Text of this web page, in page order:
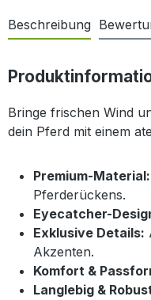
Beschreibung
Bringe frischen Wind
dein Pferd mit einem
Premium-Material:
Pferderückens.
Eyecatcher-
Exklusive Details:
Akzenten.
Komfort &
Langlebig &